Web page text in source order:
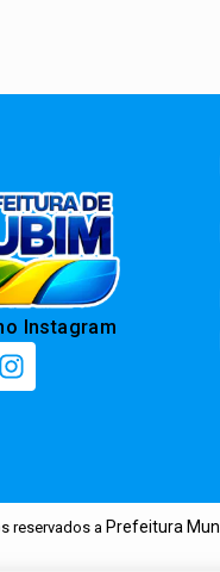
Instagram
reservados a Prefeitura